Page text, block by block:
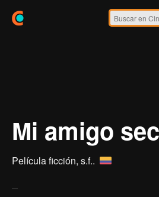
Mi amigo
Película ficción, s.f..